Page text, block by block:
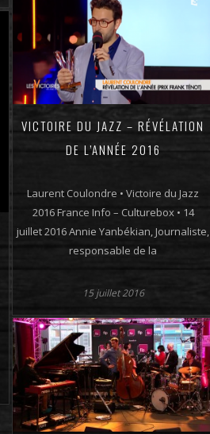
VICTOIRE DU JAZZ – RÉVÉLATION
DE L’ANNÉE 2016
Laurent Coulondre • Victoire du Jazz
2016 France Info – Culturebox • 14
juillet 2016 Annie Yanbékian, Journaliste,
responsable de la
15 juillet 2016